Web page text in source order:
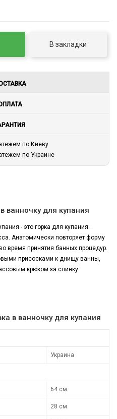
В закладки
по Киеву
по Украине
ванночку для купания
- это горка для купания.
Анатомически повторяет форму
время принятия банных процедур.
присосками к днищу ванны,
крюком за спинку.
в ванночку для купания
Украина
64 см
28 см